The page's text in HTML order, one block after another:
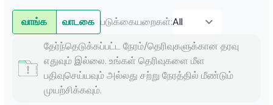
வாங்க வாடகை படுக்கையறைகள்:
தேர்ந்தெடுக்கப்பட்ட நேரம்/தெரிவுகளுக்கான தரவு
எதுவும் இல்லை. உங்கள் தெரிவுகளை மீள
பதிவுசெய்யவும் அல்லது சற்று நேரத்தில் மீண்டும்
முயற்சிக்கவும்.